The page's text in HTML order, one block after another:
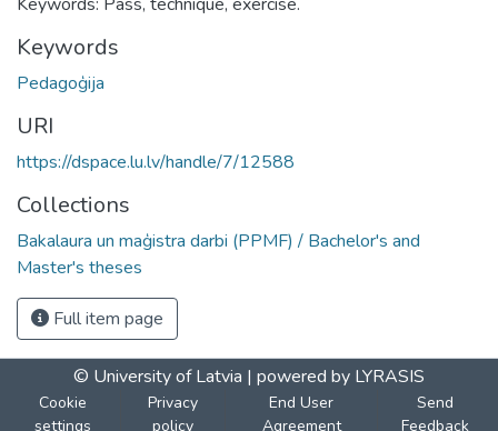
Keywords
Pedagoģija
URI
https://dspace.lu.lv/handle/7/12588
Collections
Bakalaura un maģistra darbi (PPMF) / Bachelor's and
Master's theses
Full item page
© University of Latvia | powered by LYRASIS
Cookie
settings
Privacy
policy
End User
Agreement
Send
Feedback